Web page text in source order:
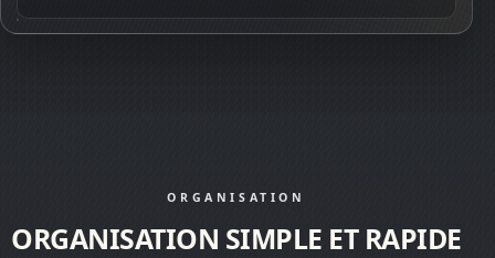
ORGANISATION
ORGANISATION SIMPLE ET RAPIDE